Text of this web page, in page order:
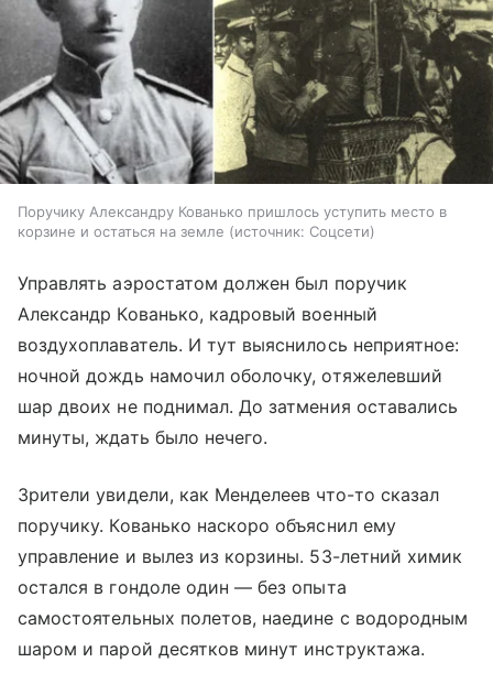
Поручику Александру Кованько пришлось уступить место в
корзине и остаться на земле
источник: Соцсети
Управлять аэростатом должен был поручик
Александр Кованько, кадровый военный
воздухоплаватель. И тут выяснилось неприятное:
ночной дождь намочил оболочку, отяжелевший
шар двоих не поднимал. До затмения оставались
минуты, ждать было нечего.
Зрители увидели, как Менделеев что-то сказал
поручику. Кованько наскоро объяснил ему
управление и вылез из корзины. 53-летний химик
остался в гондоле один — без опыта
самостоятельных полетов, наедине с водородным
шаром и парой десятков минут инструктажа.